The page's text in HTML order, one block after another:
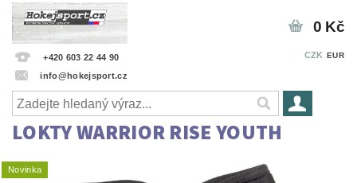
+420 603 22 44 90
info@hokejsport.cz
CZK EUR
0 Kč
LOKTY WARRIOR RISE YOUTH
Novinka